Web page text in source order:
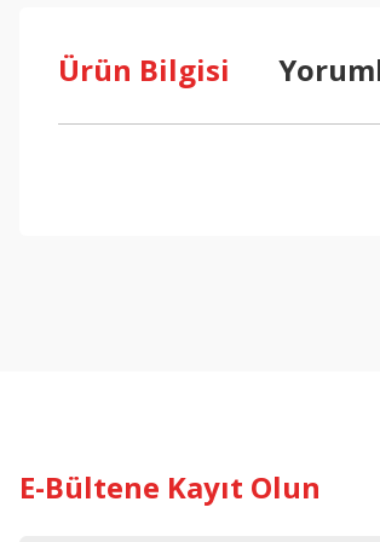
Ürün Bilgisi
E-Bültene Kayıt Olun